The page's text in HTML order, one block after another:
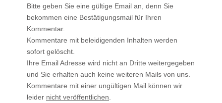
Bitte geben Sie eine gültige Email an, denn Sie
bekommen eine Bestätigungsmail für Ihren
Kommentar.
Kommentare mit beleidigenden Inhalten werden
sofort gelöscht.
Ihre Email Adresse wird nicht an Dritte weitergegeben
und Sie erhalten auch keine weiteren Mails von uns.
Kommentare mit einer ungültigen Mail können wir
leider nicht veröffentlichen